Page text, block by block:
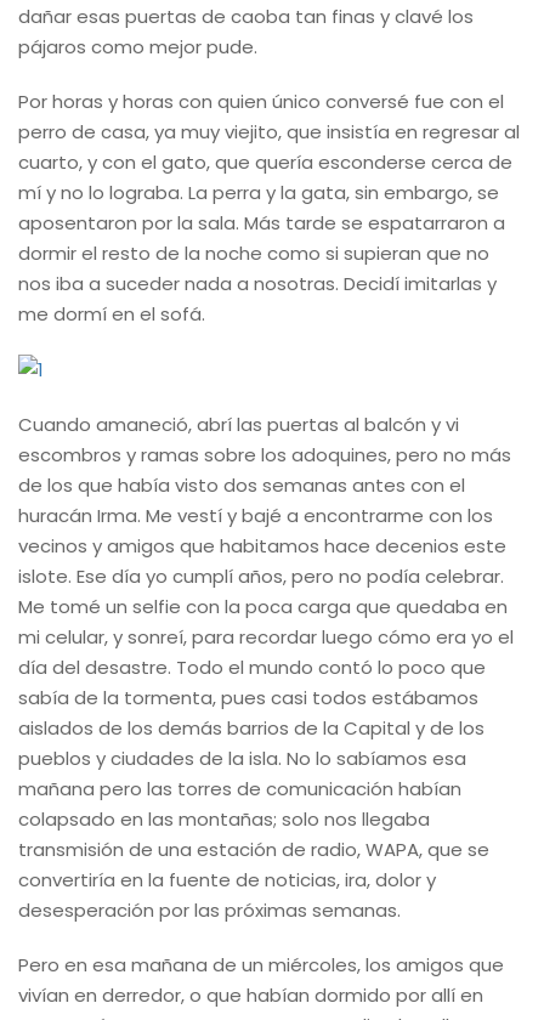
dañar esas puertas de caoba tan finas y clavé los
pájaros como mejor pude.
Por horas y horas con quien único conversé fue con el
perro de casa, ya muy viejito, que insistía en regresar al
cuarto, y con el gato, que quería esconderse cerca de
mí y no lo lograba. La perra y la gata, sin embargo, se
aposentaron por la sala. Más tarde se espatarraron a
dormir el resto de la noche como si supieran que no
nos iba a suceder nada a nosotras. Decidí imitarlas y
me dormí en el sofá.
Cuando amaneció, abrí las puertas al balcón y vi
escombros y ramas sobre los adoquines, pero no más
de los que había visto dos semanas antes con el
huracán Irma. Me vestí y bajé a encontrarme con los
vecinos y amigos que habitamos hace decenios este
islote. Ese día yo cumplí años, pero no podía celebrar.
Me tomé un selfie con la poca carga que quedaba en
mi celular, y sonreí, para recordar luego cómo era yo el
día del desastre. Todo el mundo contó lo poco que
sabía de la tormenta, pues casi todos estábamos
aislados de los demás barrios de la Capital y de los
pueblos y ciudades de la isla. No lo sabíamos esa
mañana pero las torres de comunicación habían
colapsado en las montañas; solo nos llegaba
transmisión de una estación de radio, WAPA, que se
convertiría en la fuente de noticias, ira, dolor y
desesperación por las próximas semanas.
Pero en esa mañana de un miércoles, los amigos que
vivían en derredor, o que habían dormido por allí en